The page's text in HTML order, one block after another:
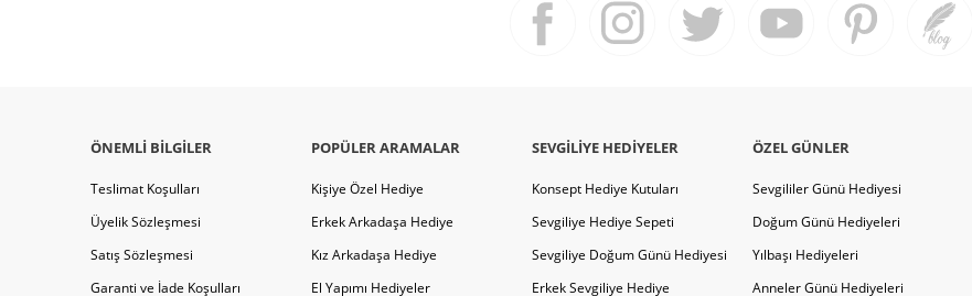
ÖNEMLI BILGILER
Teslimat Koşulları
Üyelik Sözleşmesi
Satış Sözleşmesi
Garanti ve İade Koşulları
POPÜLER ARAMALAR
Kişiye Özel Hediye
Erkek Arkadaşa Hediye
Kız Arkadaşa Hediye
El Yapımı Hediyeler
SEVGILIYE HEDIYELER
Konsept Hediye Kutuları
Sevgiliye Hediye Sepeti
Sevgiliye Doğum Günü Hediyesi
Erkek Sevgiliye Hediye
ÖZEL GÜNLER
Sevgililer Günü Hediyesi
Doğum Günü Hediyeleri
Yılbaşı Hediyeleri
Anneler Günü Hediyeleri